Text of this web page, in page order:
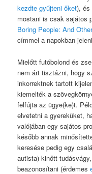
kezdte gyűjteni őket), és
mostani is csak sajátos
Boring People: And
címmel a napokban
Mielőtt futóbolond és
nem árt tisztázni, hogy
inkorrektnek tartott
kiemelték a
felfújta az ügye(ke)t.
elvetetni a gyereküket,
valójában egy sajátos
később annak
keresése pedig egy
autista) kinőtt
beazonosítani (érdemes